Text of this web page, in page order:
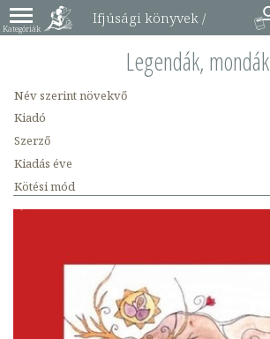
Ifjúsági könyvek /
Legendák, mondák
könyvek
Legendák, mondák
Név szerint növekvő
Kiadó
Szerző
Kiadás éve
Kötési mód